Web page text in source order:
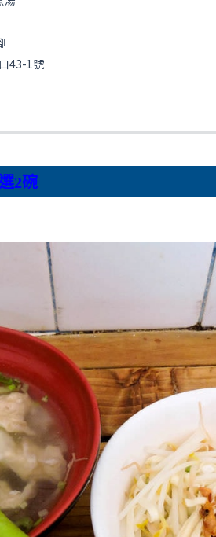
43-1號
2碗